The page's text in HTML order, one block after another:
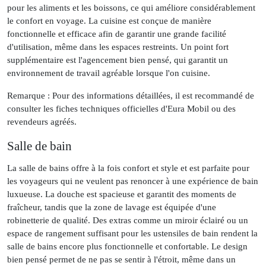
pour les aliments et les boissons, ce qui améliore considérablement
le confort en voyage. La cuisine est conçue de manière
fonctionnelle et efficace afin de garantir une grande facilité
d'utilisation, même dans les espaces restreints. Un point fort
supplémentaire est l'agencement bien pensé, qui garantit un
environnement de travail agréable lorsque l'on cuisine.
Remarque : Pour des informations détaillées, il est recommandé de
consulter les fiches techniques officielles d'Eura Mobil ou des
revendeurs agréés.
Salle de bain
La salle de bains offre à la fois confort et style et est parfaite pour
les voyageurs qui ne veulent pas renoncer à une expérience de bain
luxueuse. La douche est spacieuse et garantit des moments de
fraîcheur, tandis que la zone de lavage est équipée d'une
robinetterie de qualité. Des extras comme un miroir éclairé ou un
espace de rangement suffisant pour les ustensiles de bain rendent la
salle de bains encore plus fonctionnelle et confortable. Le design
bien pensé permet de ne pas se sentir à l'étroit, même dans un